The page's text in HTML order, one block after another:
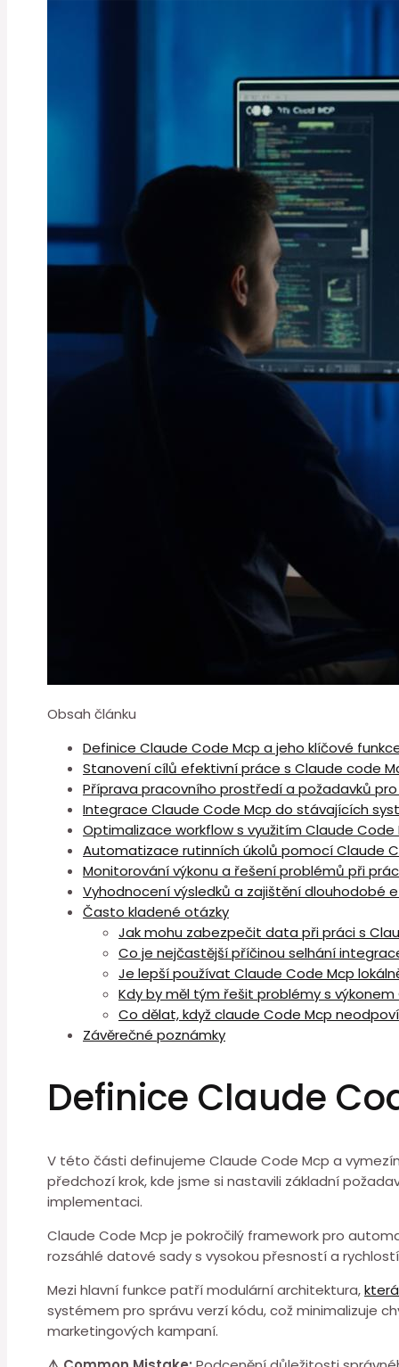
Obsah článku
Definice Claude Code Mcp a ⁣jeho ⁤klíčové
Stanovení cílů efektivní práce s ⁢Claude code
Příprava ⁣pracovního prostředí⁤ a požadavků
Integrace Claude Code Mcp do stávajících
Optimalizace workflow s využitím Claude Code
Automatizace⁢ rutinních úkolů pomocí Claude
Monitorování výkonu a řešení problémů⁣ při
Vyhodnocení výsledků a zajištění ⁤dlouhodobé
Často kladené otázky
Jak mohu zabezpečit data při práci s
Co je nejčastější příčinou selhání
Je lepší používat Claude Code Mcp
Kdy by měl tým řešit problémy ⁤s
Co dělat,⁢ když claude Code Mcp
Závěrečné poznámky
Definice Claude
V této části definujeme Claude Code Mcp a
⁣předchozí krok, kde jsme⁢ si nastavili základní
implementaci.
Claude Code⁤ Mcp je ⁢pokročilý framework pro
rozsáhlé datové sady s vysokou přesností a
Mezi hlavní⁤ funkce patří modulární architektura,
systémem pro správu verzí kódu, což⁢ minimalizuje
marketingových kampaní.